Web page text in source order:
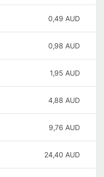
0,49 AUD
0,98 AUD
1,95 AUD
4,88 AUD
9,76 AUD
24,40 AUD